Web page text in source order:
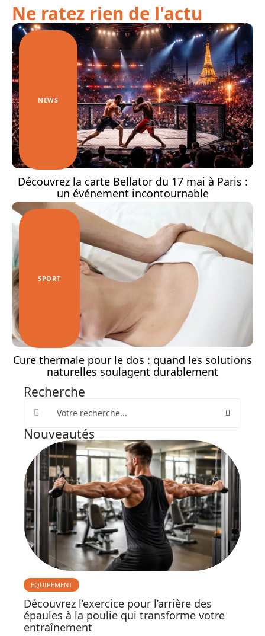
Ne ratez rien de l'actu
NEWS
Découvrez la carte Bellator du 17 mai à Paris :
un événement incontournable
SPORT
Cure thermale pour le dos : quand les solutions
naturelles soulagent durablement
Recherche
Nouveautés
EQUIPEMENT
Découvrez l’exercice pour l’arrière des
épaules à la poulie qui transforme votre
entraînement